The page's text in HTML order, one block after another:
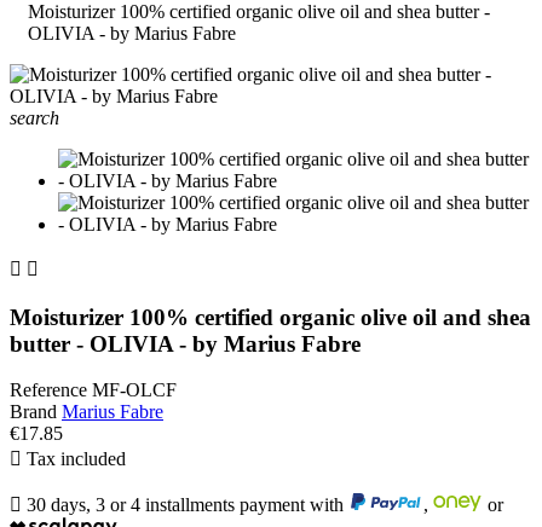
Moisturizer 100% certified organic olive oil and shea butter -
OLIVIA - by Marius Fabre
search
 
Moisturizer 100% certified organic olive oil and shea
butter - OLIVIA - by Marius Fabre
Reference MF-OLCF
Brand Marius Fabre
€17.85
 Tax included
 30 days, 3 or 4 installments payment with , or